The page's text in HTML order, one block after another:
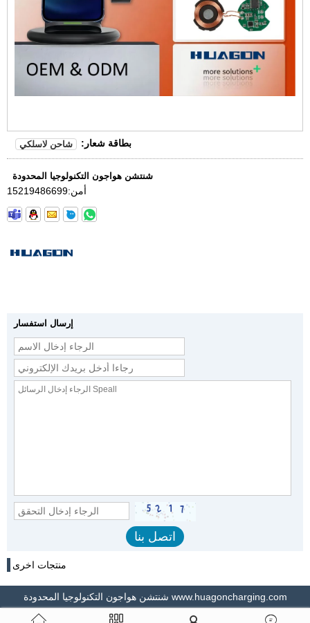
بطاقة شعار: شاحن لاسلكي
شنتشن هواجون التكنولوجيا المحدودة
أمن:15219486699
إرسال استفسار
منتجات اخرى
شنتشن هواجون التكنولوجيا المحدودة www.huagoncharging.com